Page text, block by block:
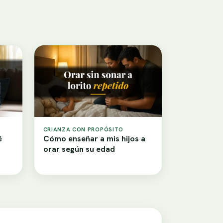
CRIANZA CON PROPÓSITO
Cómo enseñar a mis hijos a
orar según su edad